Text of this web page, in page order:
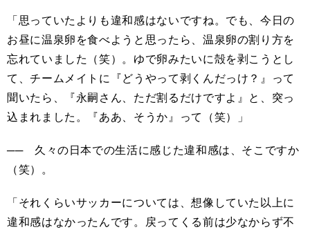
「思っていたよりも違和感はないですね。でも、今日の
お昼に温泉卵を食べようと思ったら、温泉卵の割り方を
忘れていました（笑）。ゆで卵みたいに殻を剥こうとし
て、チームメイトに『どうやって剥くんだっけ？』って
聞いたら、『永嗣さん、ただ割るだけですよ』と、突っ
込まれました。『ああ、そうか』って（笑）」
── 久々の日本での生活に感じた違和感は、そこですか
（笑）。
「それくらいサッカーについては、想像していた以上に
違和感はなかったんです。戻ってくる前は少なからず不